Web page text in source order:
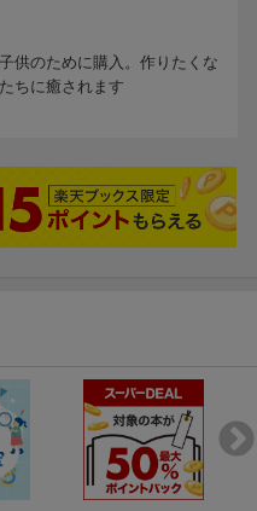
供のために購入。作りたくな
ちに癒されます